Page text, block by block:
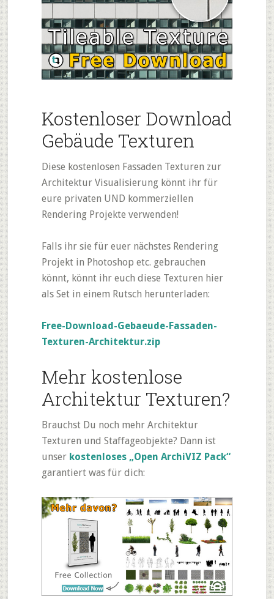
Kostenloser Download
Gebäude Texturen
Diese kostenlosen Fassaden Texturen zur
Architektur Visualisierung könnt ihr für
eure privaten UND kommerziellen
Rendering Projekte verwenden!
Falls ihr sie für euer nächstes Rendering
Projekt in Photoshop etc. gebrauchen
könnt, könnt ihr euch diese Texturen hier
als Set in einem Rutsch herunterladen:
Free-Download-Gebaeude-Fassaden-
Texturen-Architektur.zip
Mehr kostenlose
Architektur Texturen?
Brauchst Du noch mehr Architektur
Texturen und Staffageobjekte? Dann ist
unser kostenloses „Open ArchiVIZ Pack“
garantiert was für dich: